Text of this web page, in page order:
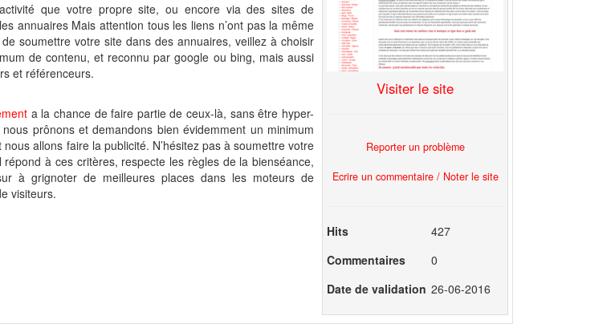
que votre propre site, ou encore via des sites de
annuaires Mais attention tous les liens n’ont pas la même
soumettre votre site dans des annuaires, veillez à choisir
de contenu, et reconnu par google ou bing, mais aussi
et référenceurs.
a la chance de faire partie de ceux-là, sans être hyper-
prônons et demandons bien évidemment un minimum
allons faire la publicité. N’hésitez pas à soumettre votre
à ces critères, respecte les règles de la bienséance,
à grignoter de meilleures places dans les moteurs de
visiteurs.
Visiter le site
Reporter un problème
Ecrire un commentaire / Noter le site
Hits
427
Commentaires
0
Date de validation 26-06-2016